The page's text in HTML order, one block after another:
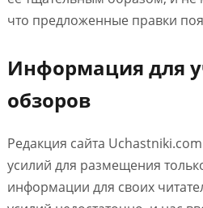
что предложенные правки
Информация для
обзоров
Редакция сайта
усилий для размещения
информации для своих